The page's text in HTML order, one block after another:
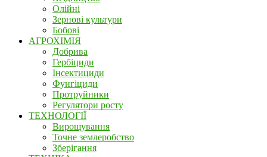
Олійні
Зернові культури
Бобові
АГРОХІМІЯ
Добрива
Гербіциди
Інсектициди
Фунгіциди
Протруйники
Регулятори росту
ТЕХНОЛОГІЇ
Вирощування
Точне землеробство
Зберігання